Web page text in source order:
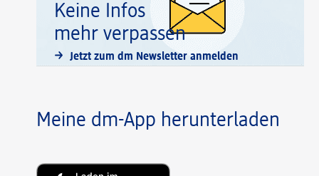
Keine Infos
mehr verpassen
Jetzt zum dm Newsletter anmelden
Meine dm-App herunterladen